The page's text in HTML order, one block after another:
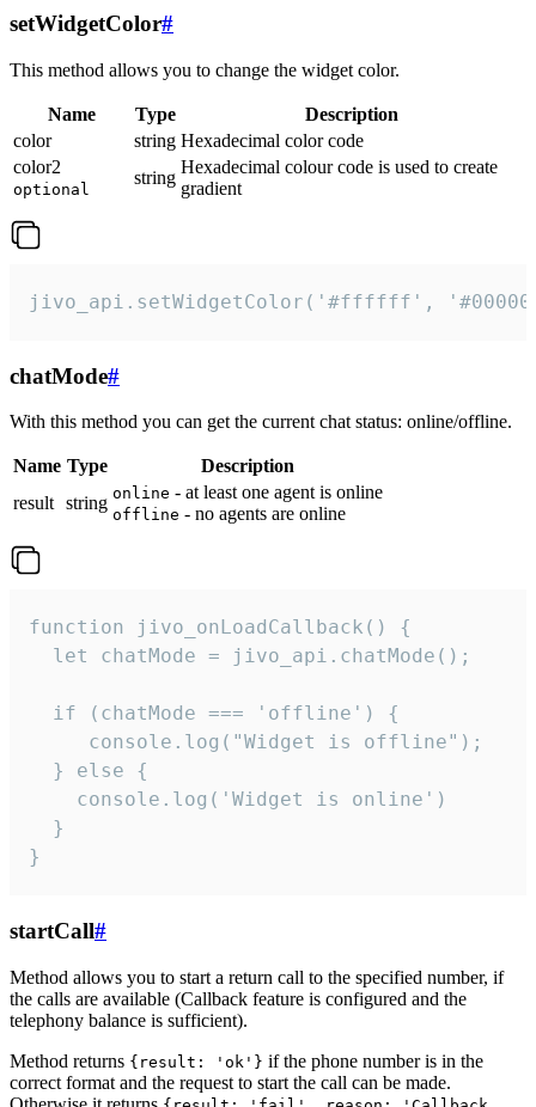
setWidgetColor#
This method allows you to change the widget color.
Name Type
Description
color
string Hexadecimal color code
color2
optional
string
Hexadecimal colour code is used to create
gradient
jivo_api.setWidgetColor('#ffffff',
chatMode#
With this method you can get the current chat status: online/offline.
Name Type
Description
result string online - at least one agent is online
offline - no agents are online
function jivo_onLoadCallback() {
  let chatMode = jivo_api.chatMode();
  if (chatMode === 'offline') {
     console.log("Widget is offline");
  } else {
    console.log('Widget is online')
  }
}
startCall#
Method allows you to start a return call to the specified number, if
the calls are available (Callback feature is configured and the
telephony balance is sufficient).
Method returns {result: 'ok'} if the phone number is in the
correct format and the request to start the call can be made.